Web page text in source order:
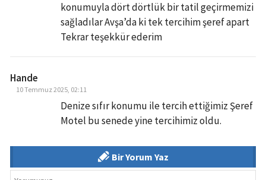
konumuyla dört dörtlük bir tatil geçirmemizi
sağladılar Avşa’da ki tek tercihim şeref apart
Tekrar teşekkür ederim
Hande
10 Temmuz 2025, 02:11
Denize sıfır konumu ile tercih ettiğimiz Şeref
Motel bu senede yine tercihimiz oldu.
Bir Yorum Yaz